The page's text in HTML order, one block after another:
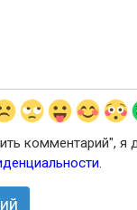
комментарий",
.